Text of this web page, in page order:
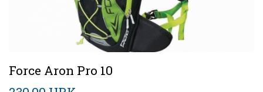
Force Aron Pro 10